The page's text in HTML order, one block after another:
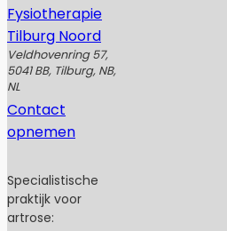
Fysiotherapie
Tilburg Noord
Veldhovenring 57,
5041 BB, Tilburg, NB,
NL
Contact
opnemen
Specialistische
praktijk voor
artrose: